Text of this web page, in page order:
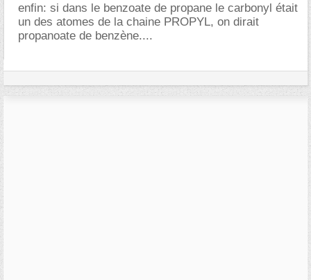
enfin: si dans le benzoate de propane le carbonyl était
un des atomes de la chaine PROPYL, on dirait
propanoate de benzène....